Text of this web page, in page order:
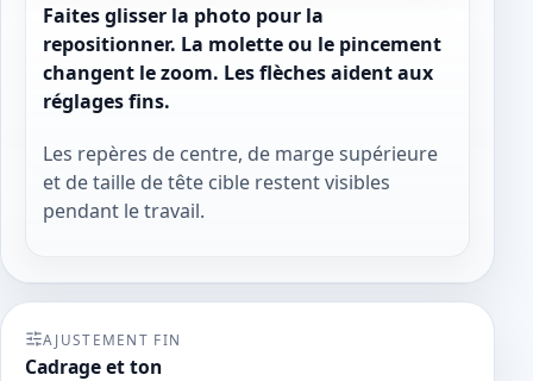
Faites glisser la photo pour la
repositionner. La molette ou le pincement
changent le zoom. Les flèches aident aux
réglages fins.
Les repères de centre, de marge supérieure
et de taille de tête cible restent visibles
pendant le travail.
AJUSTEMENT FIN
Cadrage et ton